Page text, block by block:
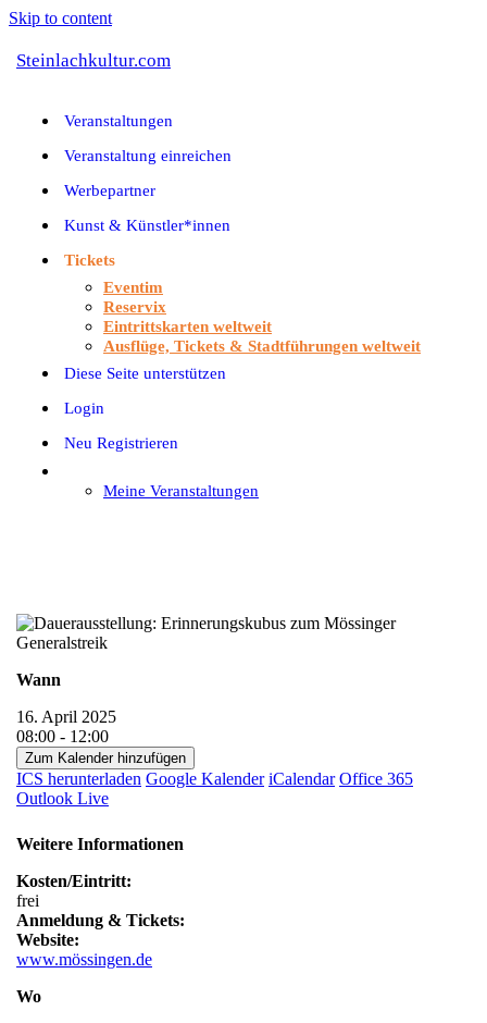
Skip to content
Steinlachkultur.com
Veranstaltungen
Veranstaltung einreichen
Werbepartner
Kunst & Künstler*innen
Tickets
Eventim
Reservix
Eintrittskarten weltweit
Ausflüge, Tickets & Stadtführungen weltweit
Diese Seite unterstützen
Login
Neu Registrieren
Meine Veranstaltungen
Wann
16. April 2025
08:00 - 12:00
Zum Kalender hinzufügen
ICS herunterladen Google Kalender iCalendar Office 365
Outlook Live
Weitere Informationen
Kosten/Eintritt:
frei
Anmeldung & Tickets:
Website:
www.mössingen.de
Wo